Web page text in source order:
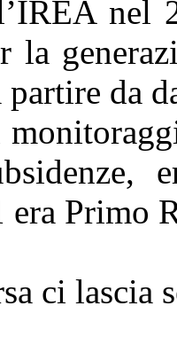
nel
la
partire da
Primo
ci